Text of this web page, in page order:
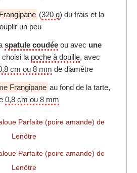
(320 g) du frais et la
un peu
spatule coudée ou avec une
choisi la poche à douille, avec
cm ou 8 mm de diamètre
Frangipane au fond de la tarte,
0,8 cm ou 8 mm